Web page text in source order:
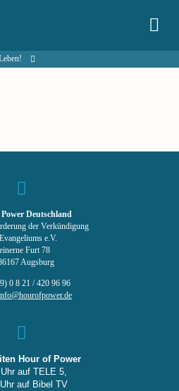
Deutschland
der Verkündigung
e.V.
Furt 78
Augsburg
0 8 21 / 420 96 96
Hour of Power
auf TELE 5,
auf Bibel TV